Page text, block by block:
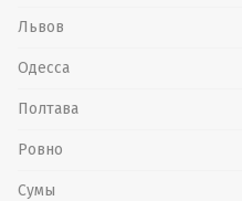
Львов
Одесса
Полтава
Ровно
Сумы